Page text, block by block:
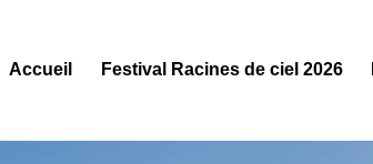
Accueil Festival Racines de ciel 2026